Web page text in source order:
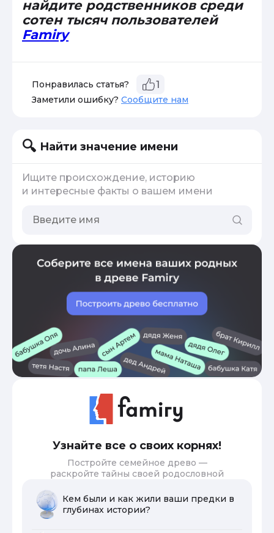
найдите родственников среди
сотен тысяч пользователей
Famiry
Понравилась статья? 1
Заметили ошибку? Сообщите нам
Найти значение имени
Ищите происхождение, историю
и интересные факты о вашем имени
Узнайте все о своих корнях!
Постройте семейное древо —
раскройте тайны своей родословной
Кем были и как жили ваши предки в
глубинах истории?